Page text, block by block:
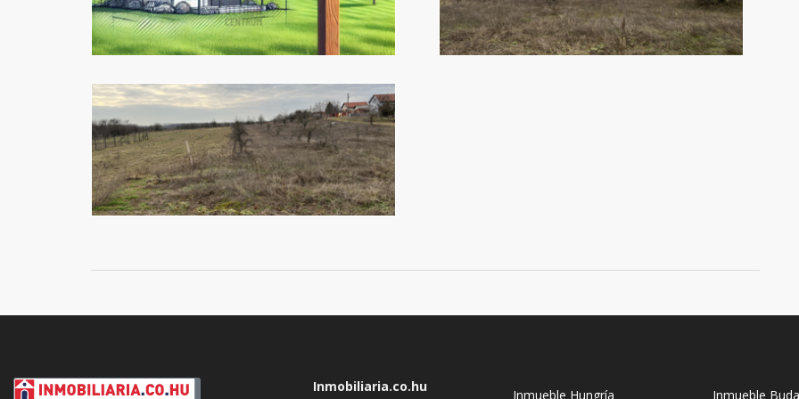
Inmobiliaria.co.hu
Inmueble Hungría Inmueble